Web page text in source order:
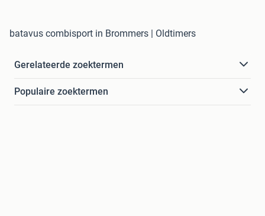
batavus combisport in Brommers | Oldtimers
Gerelateerde zoektermen
Populaire zoektermen